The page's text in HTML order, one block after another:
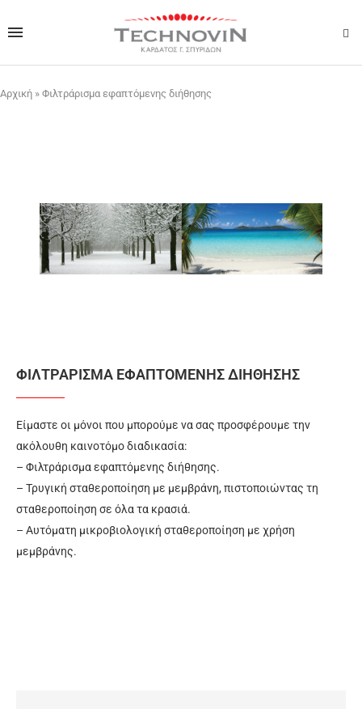
Αρχική » Φιλτράρισμα εφαπτόμενης διήθησης
ΦΙΛΤΡΆΡΙΣΜΑ ΕΦΑΠΤΌΜΕΝΗΣ ΔΙΉΘΗΣΗΣ
Eίμαστε οι μόνοι που μπορούμε να σας προσφέρουμε την
ακόλουθη καινοτόμο διαδικασία:
– Φιλτράρισμα εφαπτόμενης διήθησης.
– Τρυγική σταθεροποίηση με μεμβράνη, πιστοποιώντας τη
σταθεροποίηση σε όλα τα κρασιά.
– Αυτόματη μικροβιολογική σταθεροποίηση με χρήση
μεμβράνης.